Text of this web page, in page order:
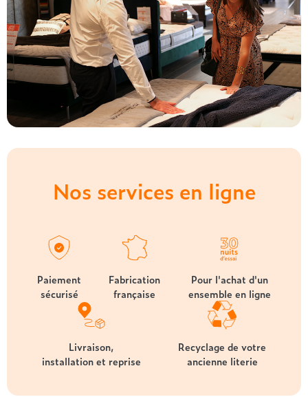
Nos services en ligne
Paiement
sécurisé
Fabrication
française
Pour l'achat d'un
ensemble en ligne
Livraison,
installation et reprise
Recyclage de votre
ancienne literie